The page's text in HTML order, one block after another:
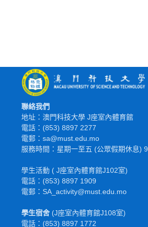
聯絡我們
地址：澳門科技大學 J座室內體育館
電話：(853) 8897 2277
電郵：sa@must.edu.mo
服務時間：星期一至五 (公眾假期休息)
學生活動 ( J座室內體育館J102室)
電話：(853) 8897 1909
電郵：SA_activity@must.edu.mo
學生宿舍 (J座室內體育館J108室)
電話：(853) 8897 1772